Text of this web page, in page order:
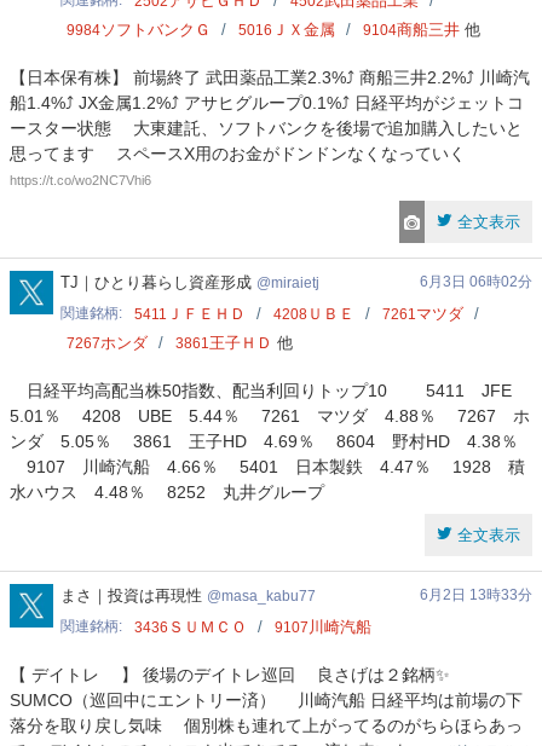
9984ソフトバンクＧ 5016 ＪＸ金属 9104商船三井 他
【日本保有株】 前場終了 武田薬品工業2.3%⤴️ 商船三井2.2%⤴️ 川崎汽
船1.4%⤴️ JX金属1.2%⤴️ アサヒグループ0.1%⤴️ 日経平均がジェットコ
ースター状態 大東建託、ソフトバンクを後場で追加購入したいと
思ってます スペースX用のお金がドンドンなくなっていく
https://t.co/wo2NC7Vhi6
全文表示
miraietj
TJ｜ひとり暮らし資産形成 miraietj
6月3日 06時02分
関連銘柄
5411 ＪＦＥＨＤ 4208 ＵＢＥ 7261マツダ
7267ホンダ 3861王子ＨＤ 他
日経平均高配当株50指数、配当利回りトップ10 5411 JFE
5.01％ 4208 UBE 5.44％ 7261 マツダ 4.88％ 7267 ホ
ンダ 5.05％ 3861 王子HD 4.69％ 8604 野村HD 4.38％
9107 川崎汽船 4.66％ 5401 日本製鉄 4.47％ 1928 積
水ハウス 4.48％ 8252 丸井グループ
全文表示
masa_kabu77
まさ｜投資は再現性 masa_kabu77
6月2日 13時33分
関連銘柄
3436 ＳＵＭＣＯ 9107 川崎汽船
【 デイトレ 】 後場のデイトレ巡回 良さげは２銘柄✨
SUMCO（巡回中にエントリー済） 川崎汽船 日経平均は前場の下
落分を取り戻し気味 個別株も連れて上がってるのがちらほらあっ